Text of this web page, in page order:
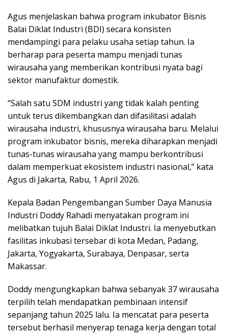
Agus menjelaskan bahwa program inkubator Bisnis
Balai Diklat Industri (BDI) secara konsisten
mendampingi para pelaku usaha setiap tahun. Ia
berharap para peserta mampu menjadi tunas
wirausaha yang memberikan kontribusi nyata bagi
sektor manufaktur domestik.
“Salah satu SDM industri yang tidak kalah penting
untuk terus dikembangkan dan difasilitasi adalah
wirausaha industri, khususnya wirausaha baru. Melalui
program inkubator bisnis, mereka diharapkan menjadi
tunas-tunas wirausaha yang mampu berkontribusi
dalam memperkuat ekosistem industri nasional,” kata
Agus di Jakarta, Rabu, 1 April 2026.
Kepala Badan Pengembangan Sumber Daya Manusia
Industri Doddy Rahadi menyatakan program ini
melibatkan tujuh Balai Diklat Industri. Ia menyebutkan
fasilitas inkubasi tersebar di kota Medan, Padang,
Jakarta, Yogyakarta, Surabaya, Denpasar, serta
Makassar.
Doddy mengungkapkan bahwa sebanyak 37 wirausaha
terpilih telah mendapatkan pembinaan intensif
sepanjang tahun 2025 lalu. Ia mencatat para peserta
tersebut berhasil menyerap tenaga kerja dengan total